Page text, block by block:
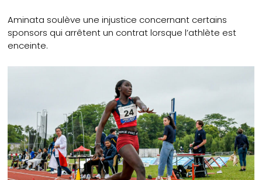
Aminata soulève une injustice concernant certains
sponsors qui arrêtent un contrat lorsque l’athlète est
enceinte.